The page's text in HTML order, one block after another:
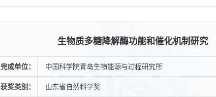
生物质多糖降解酶功能和催化机制研究
完成单位： 中国科学院青岛生物能源与过程研究所
获奖类别： 山东省自然科学奖